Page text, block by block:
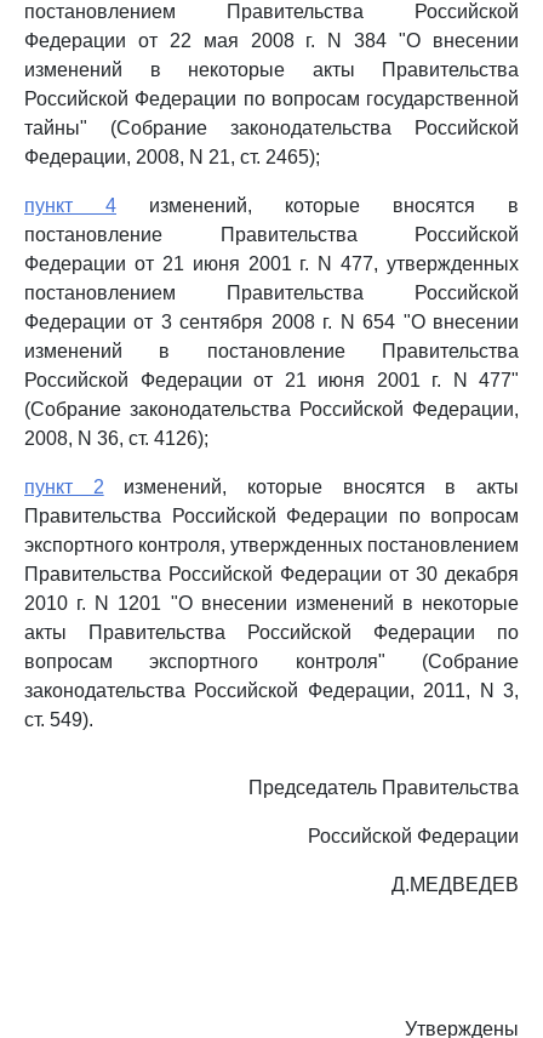
постановлением Правительства Российской
Федерации от 22 мая 2008 г. N 384 "О внесении
изменений в некоторые акты Правительства
Российской Федерации по вопросам государственной
тайны" (Собрание законодательства Российской
Федерации, 2008, N 21, ст. 2465);
пункт 4 изменений, которые вносятся в
постановление Правительства Российской
Федерации от 21 июня 2001 г. N 477, утвержденных
постановлением Правительства Российской
Федерации от 3 сентября 2008 г. N 654 "О внесении
изменений в постановление Правительства
Российской Федерации от 21 июня 2001 г. N 477"
(Собрание законодательства Российской Федерации,
2008, N 36, ст. 4126);
пункт 2 изменений, которые вносятся в акты
Правительства Российской Федерации по вопросам
экспортного контроля, утвержденных постановлением
Правительства Российской Федерации от 30 декабря
2010 г. N 1201 "О внесении изменений в некоторые
акты Правительства Российской Федерации по
вопросам экспортного контроля" (Собрание
законодательства Российской Федерации, 2011, N 3,
ст. 549).
Председатель Правительства
Российской Федерации
Д.МЕДВЕДЕВ
Утверждены